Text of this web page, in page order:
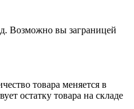
Возможно вы заграницей
товара меняется в
остатку товара на складе